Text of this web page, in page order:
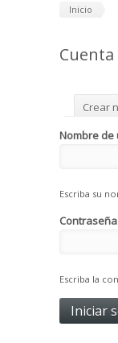
Inicio
Crear
Nombre de
Escriba su
Contraseña
Escriba la